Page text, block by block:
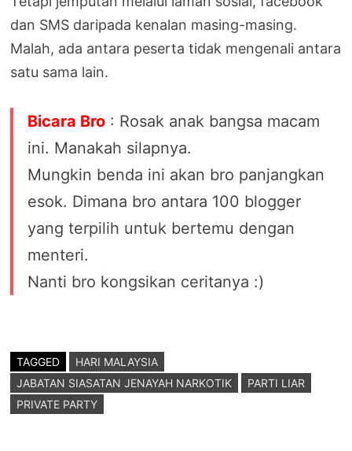
dan SMS daripada kenalan masing-masing.
Malah, ada antara peserta tidak mengenali antara
satu sama lain.
Bicara Bro : Rosak anak bangsa macam
ini. Manakah silapnya.
Mungkin benda ini akan bro panjangkan
esok. Dimana bro antara 100 blogger
yang terpilih untuk bertemu dengan
menteri.
Nanti bro kongsikan ceritanya :)
TAGGED
HARI MALAYSIA
JABATAN SIASATAN JENAYAH NARKOTIK
PARTI LIAR
PRIVATE PARTY